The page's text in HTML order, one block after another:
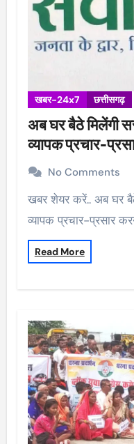
खबर-24x7 छत्तीसगढ़
अब घर बैठे मिलेंगी
व्यापक प्रचार-
No Comments
खबर शेयर करें.. अब घर बैठे मिलेंगी सरकारी सेवाएं, सेवा सेतु का
व्यापक प्रचार-प्रसार
Read More